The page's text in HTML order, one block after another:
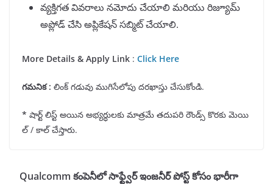
వ్యక్తిగత వివరాలు నమోదు చేయాలి మరియు రిజ్యూమ్
అప్లోడ్ చేసి అప్లికేషన్ సబ్మిట్ చేయాలి.
More Details & Apply Link : Click Here
గమనిక: లింక్ గడువు ముగిసేలోపు దరఖాస్తు చేసుకోండి.
* షార్ట్ లిస్ట్ అయిన అభ్యర్ధులకు మాత్రమే తదుపరి రౌండ్స్ కొరకు మెయి
ల్ / కాల్ చేస్తారు.
Qualcomm కంపెనీలో సాఫ్ట్వేర్ ఇంజనీర్ పోస్ట్ కోసం భారీగా